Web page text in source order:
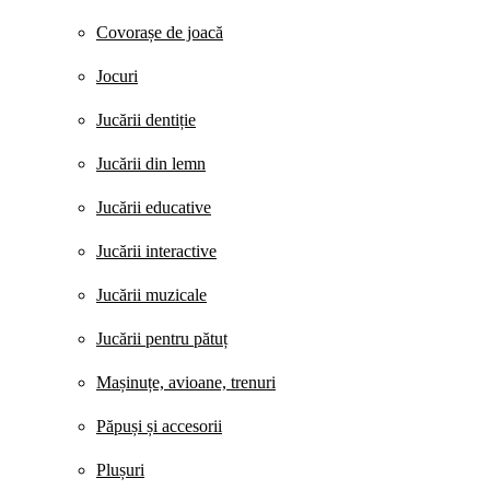
Covorașe de joacă
Jocuri
Jucării dentiție
Jucării din lemn
Jucării educative
Jucării interactive
Jucării muzicale
Jucării pentru pătuț
Mașinuțe, avioane, trenuri
Păpuși și accesorii
Plușuri